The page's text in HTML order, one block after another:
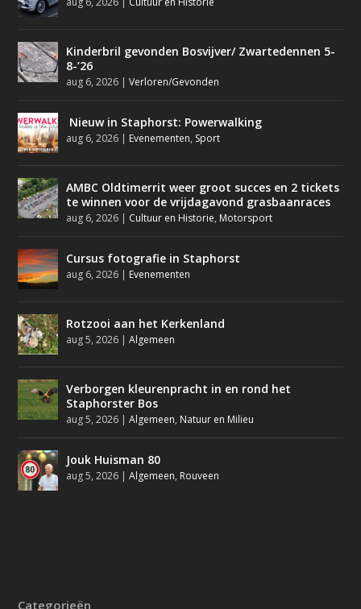
Kinderbril gevonden Bosvijver/ Zwartedennen 5-
8-’26
aug 6, 2026 |Verloren/Gevonden
Nieuw in Staphorst: Powerwalking
aug 6, 2026 | Evenementen, Sport
AMBC Oldtimerrit weer groot succes en 2 tickets
te winnen voor de vrijdagavond grasbaanraces
aug 6, 2026 | Cultuur en Historie, Motorsport
Cursus fotografie in Staphorst
aug 6, 2026 | Evenementen
Rotzooi aan het Kerkenland
aug 5, 2026 |Algemeen
Verborgen kleurenpracht in en rond het
Staphorster Bos
aug 5, 2026 |Algemeen, Natuur en Milieu
Jouk Huisman 80
aug 5, 2026 |Algemeen, Rouveen
Categorieën